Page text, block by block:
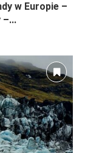
w Europie –
–...